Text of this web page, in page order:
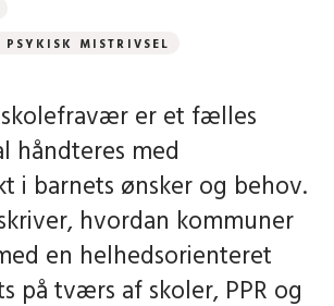
MISTRIVSEL
skolefravær er et fælles
håndteres med
i barnets ønsker og behov.
hvordan kommuner
en helhedsorienteret
på tværs af skoler, PPR og